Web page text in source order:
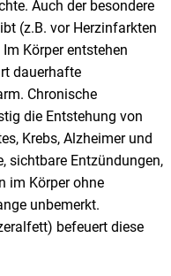
Auch der besondere
(z.B. vor Herzinfarkten
Körper entstehen
dauerhafte
Chronische
die Entstehung von
Krebs, Alzheimer und
sichtbare Entzündungen,
im Körper ohne
unbemerkt.
befeuert diese